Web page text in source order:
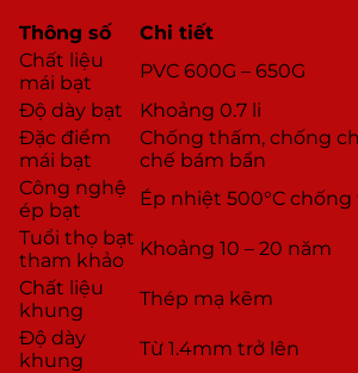
Thông số
Chi tiết
Chất liệu
mái bạt
PVC 600G – 650G
Độ dày bạt
Khoảng 0.7 li
Đặc điểm
mái bạt
Chống thấm, chống
chế bám bẩn
Công nghệ
ép bạt
Ép nhiệt 500°C
Tuổi thọ bạt
tham khảo
Khoảng 10 – 20 năm
Chất liệu
khung
Thép mạ kẽm
Độ dày
khung
Từ 1.4mm trở lên